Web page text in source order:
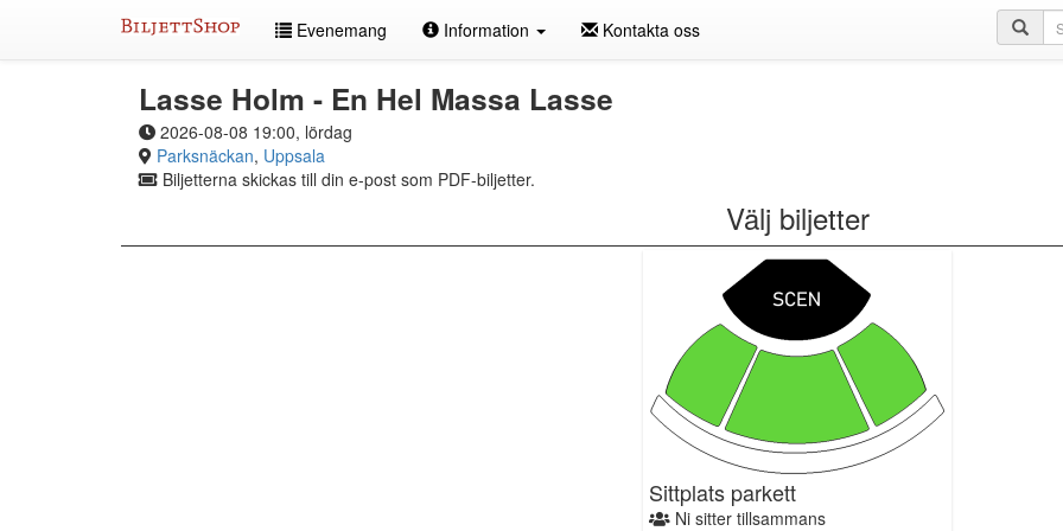
Evenemang Information Kontakta oss
Lasse Holm - En Hel Massa Lasse
2026-08-08 19:00, lördag
Parksnäckan, Uppsala
Biljetterna skickas till din e-post som PDF-biljetter.
Välj biljetter
Sittplats parkett
Ni sitter tillsammans